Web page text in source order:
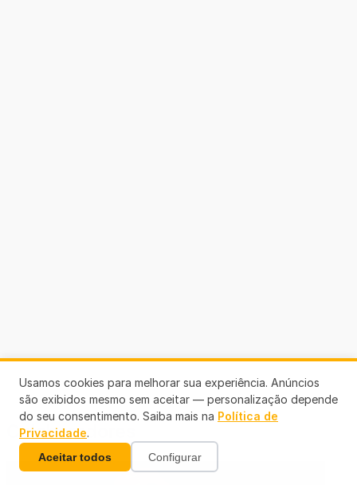
Colaboradores
Usamos cookies para melhorar sua experiência. Anúncios
são exibidos mesmo sem aceitar — personalização depende
do seu consentimento. Saiba mais na Política de
Privacidade.
Aceitar todos Configurar